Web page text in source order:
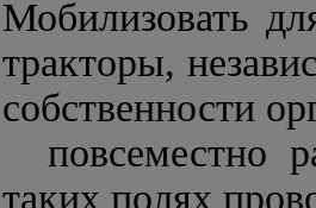
Мобилизовать
тракторы,
собственности
повсеместно
таких полях